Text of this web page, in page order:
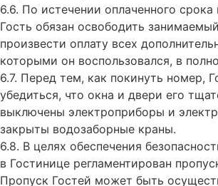
6.6. По истечении оплаченного
Гость обязан освободить
произвести оплату всех
которыми он воспользовался, в
6.7. Перед тем, как покинуть номер,
убедиться, что окна и двери его
выключены электроприборы и
закрыты водозаборные краны.
6.8. В целях обеспечения
в Гостинице регламентирован
Пропуск Гостей может быть